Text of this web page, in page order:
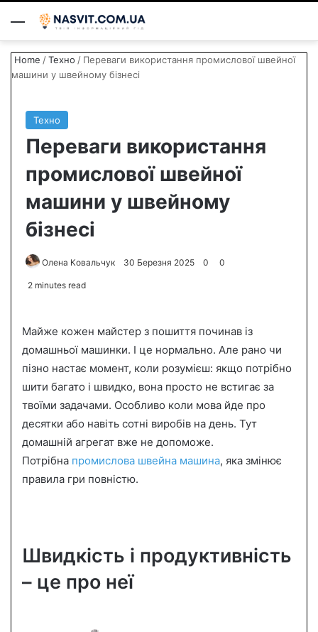
Menu
Home /Техно / Переваги використання промислової швейної
машини у швейному бізнесі
Техно
Переваги використання
промислової швейної
машини у швейному
бізнесі
Олена Ковальчук
a
n
e
30 Березня 2025 0 0
2 minutes read
Майже кожен майстер з пошиття починав із
домашньої машинки. І це нормально. Але рано чи
пізно настає момент, коли розумієш: якщо потрібно
шити багато і швидко, вона просто не встигає за
твоїми задачами. Особливо коли мова йде про
десятки або навіть сотні виробів на день. Тут
домашній агрегат вже не допоможе.
Потрібна промислова швейна машина, яка змінює
правила гри повністю.
Швидкість і продуктивність
– це про неї